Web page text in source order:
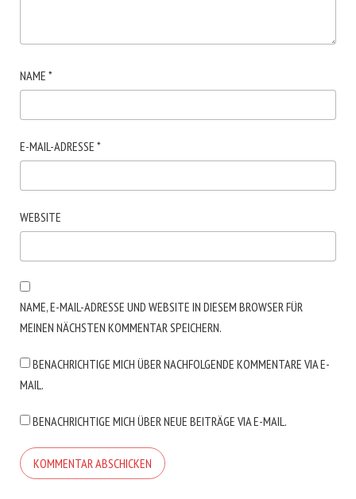
NAME *
E-MAIL-ADRESSE *
WEBSITE
NAME, E-MAIL-ADRESSE UND WEBSITE IN DIESEM BROWSER FÜR
MEINEN NÄCHSTEN KOMMENTAR SPEICHERN.
BENACHRICHTIGE MICH ÜBER NACHFOLGENDE KOMMENTARE VIA E-
MAIL.
BENACHRICHTIGE MICH ÜBER NEUE BEITRÄGE VIA E-MAIL.